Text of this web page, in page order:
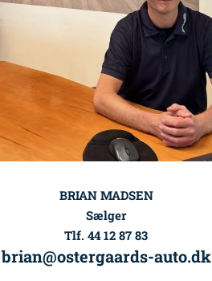
BRIAN MADSEN
Sælger
Tlf. 44 12 87 83
brian@ostergaards-auto.dk